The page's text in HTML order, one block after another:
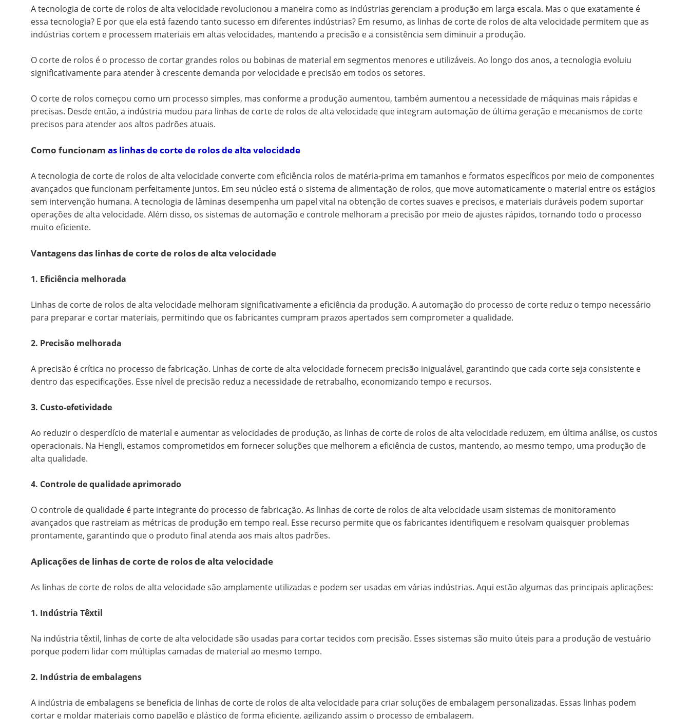
A tecnologia de corte de rolos de alta velocidade revolucionou a maneira como as indústrias gerenciam a produção em larga escala. Mas o que exatamente é
essa tecnologia? E por que ela está fazendo tanto sucesso em diferentes indústrias? Em resumo, as linhas de corte de rolos de alta velocidade permitem que as
indústrias cortem e processem materiais em altas velocidades, mantendo a precisão e a consistência sem diminuir a produção.
O corte de rolos é o processo de cortar grandes rolos ou bobinas de material em segmentos menores e utilizáveis. Ao longo dos anos, a tecnologia evoluiu
significativamente para atender à crescente demanda por velocidade e precisão em todos os setores.
O corte de rolos começou como um processo simples, mas conforme a produção aumentou, também aumentou a necessidade de máquinas mais rápidas e
precisas. Desde então, a indústria mudou para linhas de corte de rolos de alta velocidade que integram automação de última geração e mecanismos de corte
precisos para atender aos altos padrões atuais.
Como funcionam as linhas de corte de rolos de alta velocidade
A tecnologia de corte de rolos de alta velocidade converte com eficiência rolos de matéria-prima em tamanhos e formatos específicos por meio de componentes
avançados que funcionam perfeitamente juntos. Em seu núcleo está o sistema de alimentação de rolos, que move automaticamente o material entre os estágios
sem intervenção humana. A tecnologia de lâminas desempenha um papel vital na obtenção de cortes suaves e precisos, e materiais duráveis podem suportar
operações de alta velocidade. Além disso, os sistemas de automação e controle melhoram a precisão por meio de ajustes rápidos, tornando todo o processo
muito eficiente.
Vantagens das linhas de corte de rolos de alta velocidade
1. Eficiência melhorada
Linhas de corte de rolos de alta velocidade melhoram significativamente a eficiência da produção. A automação do processo de corte reduz o tempo necessário
para preparar e cortar materiais, permitindo que os fabricantes cumpram prazos apertados sem comprometer a qualidade.
2. Precisão melhorada
A precisão é crítica no processo de fabricação. Linhas de corte de alta velocidade fornecem precisão inigualável, garantindo que cada corte seja consistente e
dentro das especificações. Esse nível de precisão reduz a necessidade de retrabalho, economizando tempo e recursos.
3. Custo-efetividade
Ao reduzir o desperdício de material e aumentar as velocidades de produção, as linhas de corte de rolos de alta velocidade reduzem, em última análise, os custos
operacionais. Na Hengli, estamos comprometidos em fornecer soluções que melhorem a eficiência de custos, mantendo, ao mesmo tempo, uma produção de
alta qualidade.
4. Controle de qualidade aprimorado
O controle de qualidade é parte integrante do processo de fabricação. As linhas de corte de rolos de alta velocidade usam sistemas de monitoramento
avançados que rastreiam as métricas de produção em tempo real. Esse recurso permite que os fabricantes identifiquem e resolvam quaisquer problemas
prontamente, garantindo que o produto final atenda aos mais altos padrões.
Aplicações de linhas de corte de rolos de alta velocidade
As linhas de corte de rolos de alta velocidade são amplamente utilizadas e podem ser usadas em várias indústrias. Aqui estão algumas das principais aplicações:
1. Indústria Têxtil
Na indústria têxtil, linhas de corte de alta velocidade são usadas para cortar tecidos com precisão. Esses sistemas são muito úteis para a produção de vestuário
porque podem lidar com múltiplas camadas de material ao mesmo tempo.
2. Indústria de embalagens
A indústria de embalagens se beneficia de linhas de corte de rolos de alta velocidade para criar soluções de embalagem personalizadas. Essas linhas podem
cortar e moldar materiais como papelão e plástico de forma eficiente, agilizando assim o processo de embalagem.